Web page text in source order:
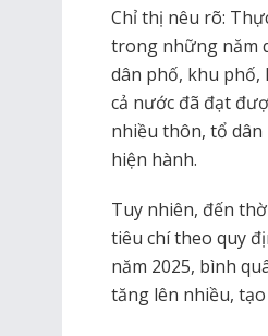
Chỉ thị nêu rõ:
trong những năm
dân phố, khu
cả nước đã đạt
nhiều thôn, tổ
hiện hành.
Tuy nhiên, đến
tiêu chí theo quy
năm 2025, bình
tăng lên nhiều,